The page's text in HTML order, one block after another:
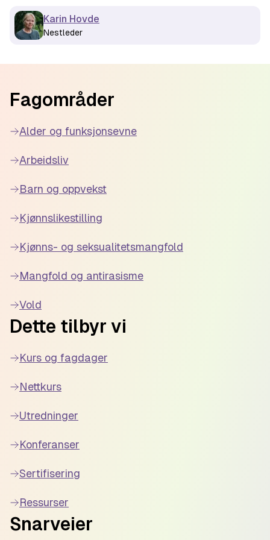
Karin Hovde
Nestleder
Fagområder
Alder og funksjonsevne
Arbeidsliv
Barn og oppvekst
Kjønnslikestilling
Kjønns- og seksualitetsmangfold
Mangfold og antirasisme
Vold
Dette tilbyr vi
Kurs og fagdager
Nettkurs
Utredninger
Konferanser
Sertifisering
Ressurser
Snarveier